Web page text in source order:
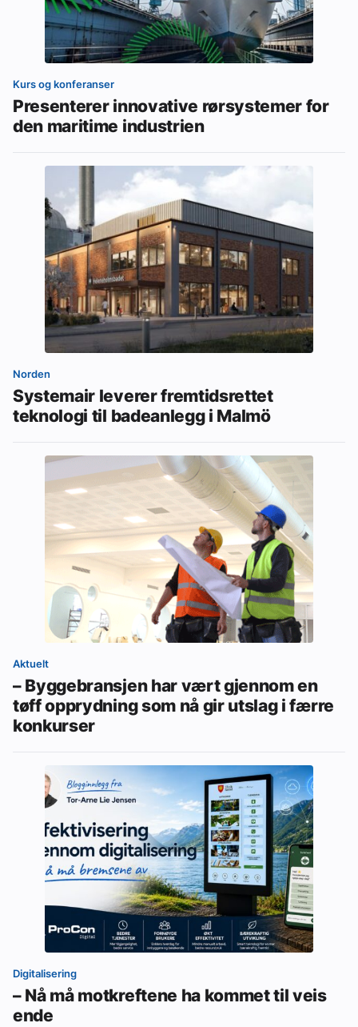
Kurs og konferanser
Presenterer innovative rørsystemer for
den maritime industrien
Norden
Systemair leverer fremtidsrettet
teknologi til badeanlegg i Malmö
Aktuelt
– Byggebransjen har vært gjennom en
tøff opprydning som nå gir utslag i færre
konkurser
Digitalisering
– Nå må motkreftene ha kommet til veis
ende